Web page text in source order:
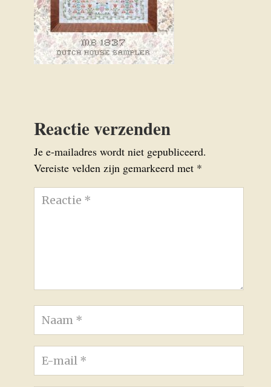
Reactie verzenden
Je e-mailadres wordt niet gepubliceerd.
Vereiste velden zijn gemarkeerd met *